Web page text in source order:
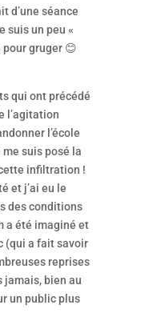
d’une séance
suis un peu «
pour gruger 😊
qui ont précédé
l’agitation
l’école
suis posé la
infiltration !
et j’ai eu le
des conditions
a été imaginé et
(qui a fait savoir
reprises
jamais, bien au
un public plus